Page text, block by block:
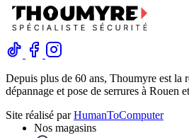
Depuis plus de 60 ans, Thoumyre est la
dépannage et pose de serrures à Rouen
Site réalisé parHumanToComputer
Nos magasins